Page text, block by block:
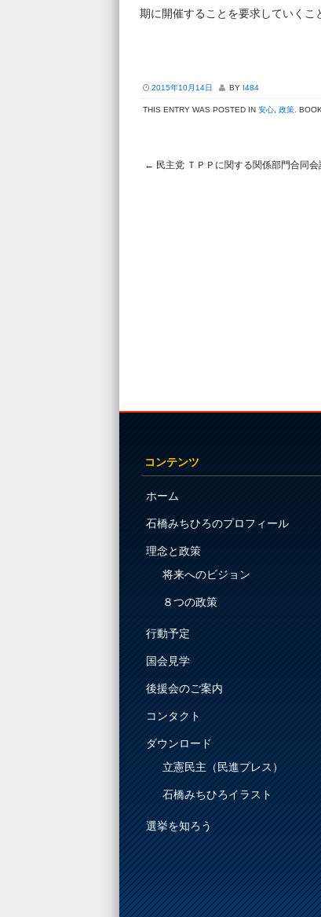
期に開催することを要求していく
2015年10月14日 BY I484
THIS ENTRY WAS POSTED IN 安心 政策 .
← 民主党 ＴＰＰに関する関係部門合同
コンテンツ
ホーム
石橋みちひろのプロフィール
理念と政策
将来へのビジョン
８つの政策
行動予定
国会見学
後援会のご案内
コンタクト
ダウンロード
立憲民主（民進プレス）
石橋みちひろイラスト
選挙を知ろう